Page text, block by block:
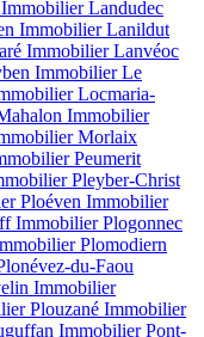
Immobilier Landudec
Immobilier Lanildut
Immobilier Lanvéoc
Immobilier Le
Locmaria-
Immobilier
Morlaix
Peumerit
Pleyber-Christ
Ploéven Immobilier
Immobilier Plogonnec
Plomodiern
du-Faou
Immobilier
Plouzané Immobilier
Immobilier Pont-